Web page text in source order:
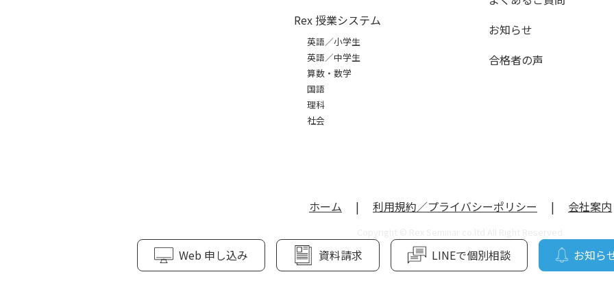
Rex 授業システム
英語／小学生
英語／中学生
算数・数学
国語
理科
社会
お知らせ
合格者の声
ホーム | 利用規約／プライバシーポリシー | 会社案内
Web 申し込み 資料請求 LINEで個別相談 お知ら